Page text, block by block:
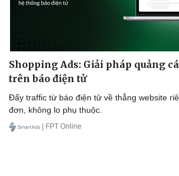
Shopping Ads: Giải pháp quảng
trên báo điện tử
Đẩy traffic từ báo điện tử về thẳng website
đơn, không lo phụ thuộc.
| FPT Online